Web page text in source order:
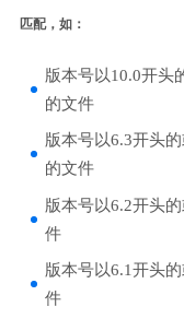
匹配，如：
版本号以10.0开头
的文件
版本号以6.3开头
的文件
版本号以6.2开头
件
版本号以6.1开头
件